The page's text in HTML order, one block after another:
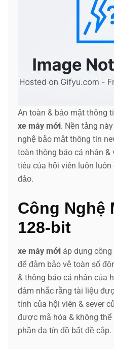
An toàn & bảo mật thông
xe máy mới. Nền tảng
nghệ bảo mật thông tin
toàn thông báo cá nhân &
tiêu của hội viên luôn
đảo.
Công Nghệ
128-bit
xe máy mới áp dụng
để đảm bảo vệ toàn số
& thông báo cá nhân của
đảm nhắc rằng tài liệu
tính của hội viên & sever
được mã hóa & không
phần đa tín đồ bất đề cập.